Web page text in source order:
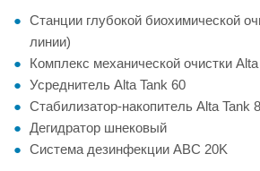
Станции глубокой биохимической
линии)
Комплекс механической очистки
Усреднитель Alta Tank 60
Стабилизатор-накопитель Alta Tank 8
Дегидратор шнековый
Система дезинфекции ABC 20K